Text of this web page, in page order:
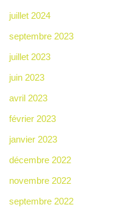
juillet 2024
septembre 2023
juillet 2023
juin 2023
avril 2023
février 2023
janvier 2023
décembre 2022
novembre 2022
septembre 2022